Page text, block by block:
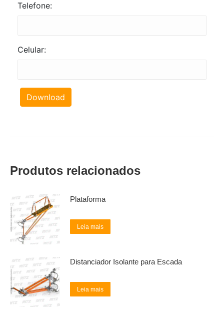
Telefone:
Celular:
Download
Produtos relacionados
Plataforma
Leia mais
Distanciador Isolante para Escada
Leia mais